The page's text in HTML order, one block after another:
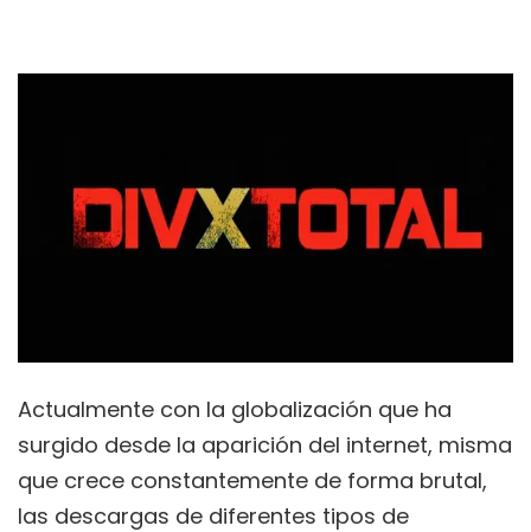
Actualmente con la globalización que ha
surgido desde la aparición del internet, misma
que crece constantemente de forma brutal,
las descargas de diferentes tipos de